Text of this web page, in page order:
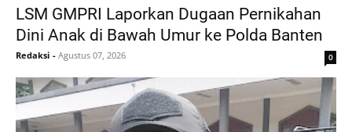
LSM GMPRI Laporkan Dugaan Pernikahan
Dini Anak di Bawah Umur ke Polda Banten
Redaksi - Agustus 07, 2026 0